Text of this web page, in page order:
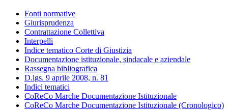
Fonti normative
Giurisprudenza
Contrattazione Collettiva
Interpelli
Indice tematico Corte di Giustizia
Documentazione istituzionale, sindacale e aziendale
Rassegna bibliografica
D.lgs. 9 aprile 2008, n. 81
Indici tematici
CoReCo Marche Documentazione Istituzionale
CoReCo Marche Documentazione Istituzionale (Cronologico)